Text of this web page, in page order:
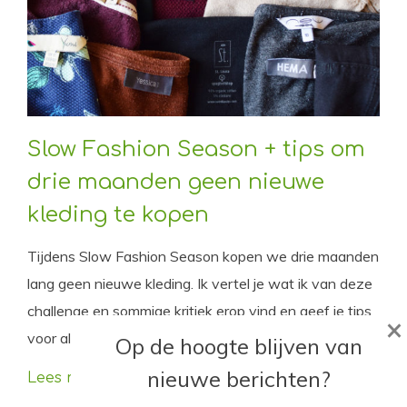
Slow Fashion Season + tips om
drie maanden geen nieuwe
kleding te kopen
Tijdens Slow Fashion Season kopen we drie maanden
lang geen nieuwe kleding. Ik vertel je wat ik van deze
challenge en sommige kritiek erop vind en geef je tips
voor als je zelf mee wil doen.
Lees meer
Op de hoogte blijven van
nieuwe berichten?
×